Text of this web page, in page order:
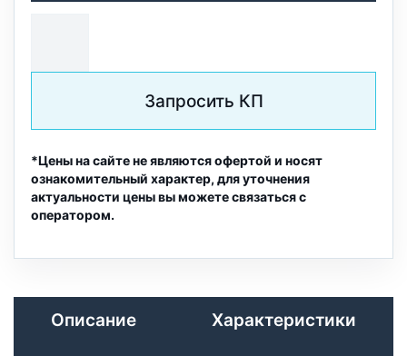
Запросить КП
*Цены на сайте не являются офертой и носят
ознакомительный характер, для уточнения
актуальности цены вы можете связаться с
оператором.
Описание Характеристики